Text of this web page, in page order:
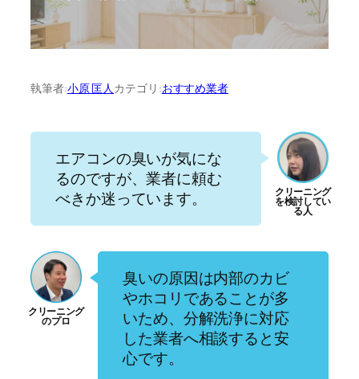
執筆者:小原 匡人 カテゴリ:おすすめ業者
エアコンの臭いが気にな
るのですが、業者に頼む
べきか迷っています。
臭いの原因は内部のカビ
やホコリであることが多
いため、分解洗浄に対応
した業者へ相談すると安
心です。